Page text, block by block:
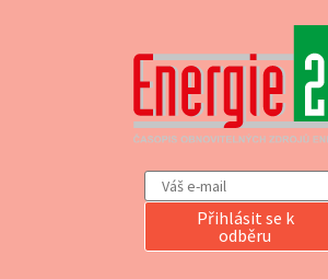
Přihlásit se k
odběru